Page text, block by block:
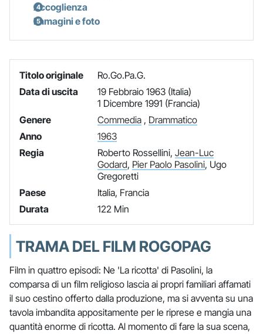
Accoglienza
Immagini e foto
Titolo originale
Ro.Go.Pa.G.
Data di uscita
19 Febbraio 1963 (Italia)
1 Dicembre 1991 (Francia)
Genere
Commedia, Drammatico
Anno
1963
Regia
Roberto Rossellini, Jean-Luc
Godard, Pier Paolo Pasolini, Ugo
Gregoretti
Paese
Italia, Francia
Durata
122 Min
TRAMA DEL FILM ROGOPAG
Film in quattro episodi: Ne 'La ricotta' di Pasolini, la
comparsa di un film religioso lascia ai propri familiari affamati
il suo cestino offerto dalla produzione, ma si avventa su una
tavola imbandita appositamente per le riprese e mangia una
quantità enorme di ricotta. Al momento di fare la sua scena,